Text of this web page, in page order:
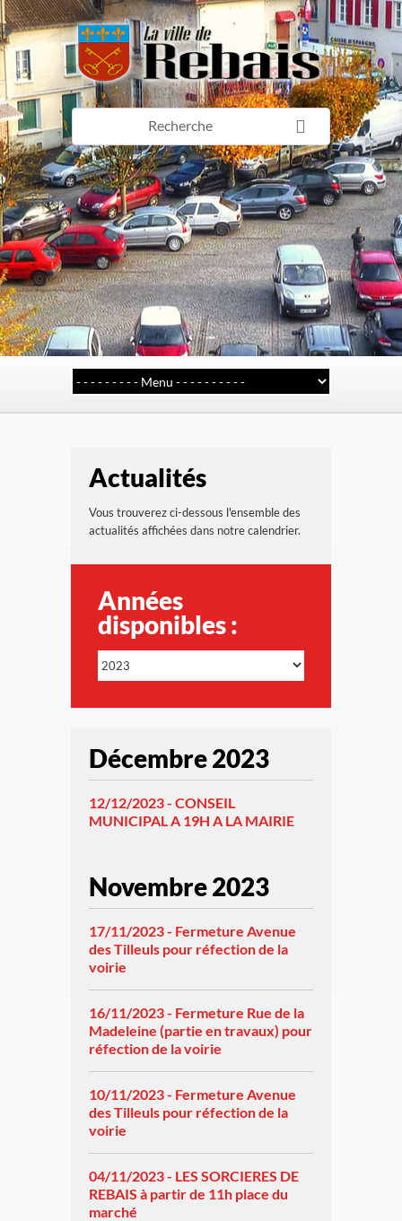
Actualités
Vous trouverez ci-dessous l'ensemble des
actualités affichées dans notre calendrier.
Années
disponibles :
Décembre 2023
12/12/2023 - CONSEIL
MUNICIPAL A 19H A LA MAIRIE
Novembre 2023
17/11/2023 - Fermeture Avenue
des Tilleuls pour réfection de la
voirie
16/11/2023 - Fermeture Rue de la
Madeleine (partie en travaux) pour
réfection de la voirie
10/11/2023 - Fermeture Avenue
des Tilleuls pour réfection de la
voirie
04/11/2023 - LES SORCIERES DE
REBAIS à partir de 11h place du
marché